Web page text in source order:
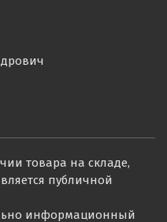
товара на складе,
публичной
информационный